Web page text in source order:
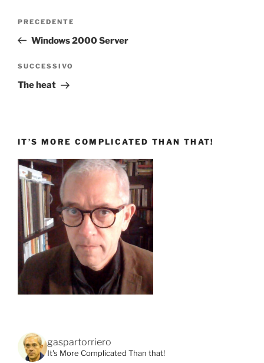
Articolo
precedente:
PRECEDENTE
Windows 2000 Server
Articolo
successivo
SUCCESSIVO
The heat
IT’S MORE COMPLICATED THAN THAT!
gaspartorriero
It's More Complicated Than that!